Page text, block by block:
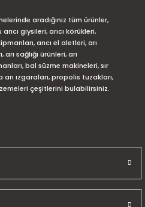
aradığınız tüm ürünler,
giysileri, arıcı körükleri,
arıcı el aletleri, arı
sağlığı ürünleri, arı
bal süzme makineleri, sır
ızgaraları, propolis tuzakları,
çeşitlerini bulabilirsiniz.